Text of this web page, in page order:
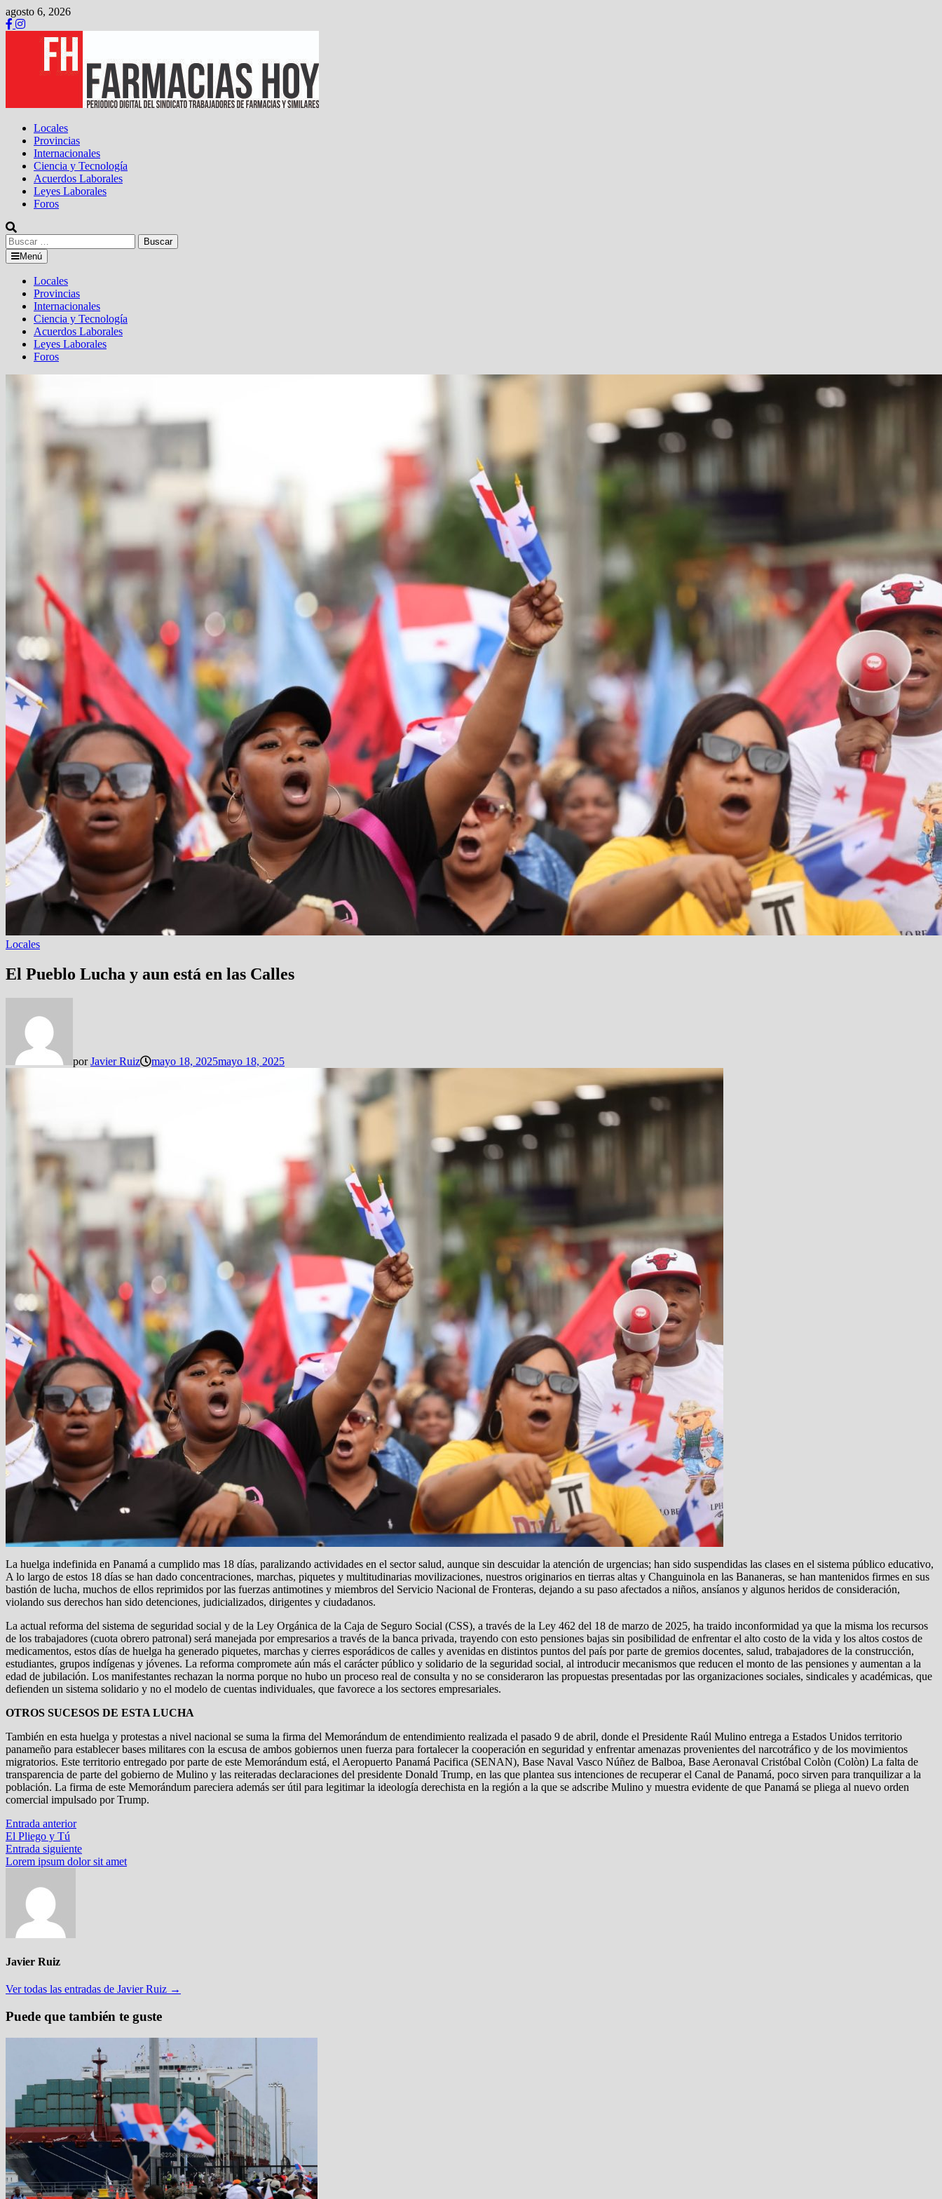
Saltar
al
contenido
agosto 6, 2026
Locales
Provincias
Internacionales
Ciencia y Tecnología
Acuerdos Laborales
Leyes Laborales
Foros
Buscar:
Menú
Locales
Provincias
Internacionales
Ciencia y Tecnología
Acuerdos Laborales
Leyes Laborales
Foros
Locales
El Pueblo Lucha y aun está en las Calles
porJavier Ruiz mayo 18, 2025mayo 18, 2025
La huelga indefinida en Panamá a cumplido mas 18 días, paralizando actividades en el sector salud, aunque sin descuidar la atención de urgencias; han sido suspendidas las clases en el sistema público educativo,
A lo largo de estos 18 días se han dado concentraciones, marchas, piquetes y multitudinarias movilizaciones, nuestros originarios en tierras altas y Changuinola en las Bananeras, se han mantenidos firmes en sus
bastión de lucha, muchos de ellos reprimidos por las fuerzas antimotines y miembros del Servicio Nacional de Fronteras, dejando a su paso afectados a niños, ansíanos y algunos heridos de consideración,
violando sus derechos han sido detenciones, judicializados, dirigentes y ciudadanos.
La actual reforma del sistema de seguridad social y de la Ley Orgánica de la Caja de Seguro Social (CSS), a través de la Ley 462 del 18 de marzo de 2025, ha traido inconformidad ya que la misma los recursos
de los trabajadores (cuota obrero patronal) será manejada por empresarios a través de la banca privada, trayendo con esto pensiones bajas sin posibilidad de enfrentar el alto costo de la vida y los altos costos de
medicamentos, estos días de huelga ha generado piquetes, marchas y cierres esporádicos de calles y avenidas en distintos puntos del país por parte de gremios docentes, salud, trabajadores de la construcción,
estudiantes, grupos indígenas y jóvenes. La reforma compromete aún más el carácter público y solidario de la seguridad social, al introducir mecanismos que reducen el monto de las pensiones y aumentan a la
edad de jubilación. Los manifestantes rechazan la norma porque no hubo un proceso real de consulta y no se consideraron las propuestas presentadas por las organizaciones sociales, sindicales y académicas, que
defienden un sistema solidario y no el modelo de cuentas individuales, que favorece a los sectores empresariales.
OTROS SUCESOS DE ESTA LUCHA
También en esta huelga y protestas a nivel nacional se suma la firma del Memorándum de entendimiento realizada el pasado 9 de abril, donde el Presidente Raúl Mulino entrega a Estados Unidos territorio
panameño para establecer bases militares con la escusa de ambos gobiernos unen fuerza para fortalecer la cooperación en seguridad y enfrentar amenazas provenientes del narcotráfico y de los movimientos
migratorios. Este territorio entregado por parte de este Memorándum está, el Aeropuerto Panamá Pacifica (SENAN), Base Naval Vasco Núñez de Balboa, Base Aeronaval Cristóbal Colòn (Colòn) La falta de
transparencia de parte del gobierno de Mulino y las reiteradas declaraciones del presidente Donald Trump, en las que plantea sus intenciones de recuperar el Canal de Panamá, poco sirven para tranquilizar a la
población. La firma de este Memorándum pareciera además ser útil para legitimar la ideología derechista en la región a la que se adscribe Mulino y muestra evidente de que Panamá se pliega al nuevo orden
comercial impulsado por Trump.
Navegación
de
entradas
Entrada anteriorEntrada
El Pliego y Tú
Entrada siguienteEntrada
siguiente:
Lorem ipsum dolor sit amet
Javier Ruiz
Ver todas las entradas de Javier Ruiz →
Puede que también te guste